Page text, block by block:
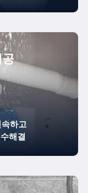
하고
해결